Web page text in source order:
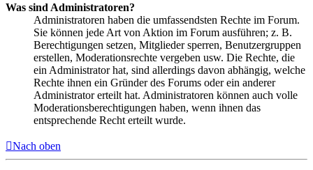
Was sind Administratoren?
Administratoren haben die umfassendsten Rechte im Forum.
Sie können jede Art von Aktion im Forum ausführen; z. B.
Berechtigungen setzen, Mitglieder sperren, Benutzergruppen
erstellen, Moderationsrechte vergeben usw. Die Rechte, die
ein Administrator hat, sind allerdings davon abhängig, welche
Rechte ihnen ein Gründer des Forums oder ein anderer
Administrator erteilt hat. Administratoren können auch volle
Moderationsberechtigungen haben, wenn ihnen das
entsprechende Recht erteilt wurde.
Nach oben